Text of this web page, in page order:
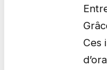
Ces